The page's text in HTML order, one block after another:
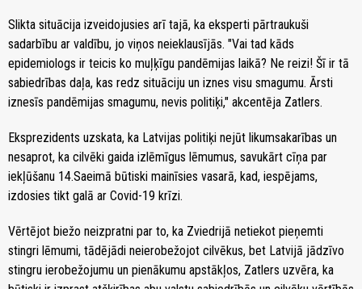
Slikta situācija izveidojusies arī tajā, ka eksperti pārtraukuši
sadarbību ar valdību, jo viņos neieklausījās. "Vai tad kāds
epidemiologs ir teicis ko muļķīgu pandēmijas laikā? Ne reizi! Šī ir tā
sabiedrības daļa, kas redz situāciju un iznes visu smagumu. Ārsti
iznesīs pandēmijas smagumu, nevis politiķi," akcentēja Zatlers.
Eksprezidents uzskata, ka Latvijas politiķi nejūt likumsakarības un
nesaprot, ka cilvēki gaida izlēmīgus lēmumus, savukārt cīņa par
iekļūšanu 14.Saeimā būtiski mainīsies vasarā, kad, iespējams,
izdosies tikt galā ar Covid-19 krīzi.
Vērtējot biežo neizpratni par to, ka Zviedrijā netiekot pieņemti
stingri lēmumi, tādējādi neierobežojot cilvēkus, bet Latvijā jādzīvo
stingru ierobežojumu un pienākumu apstākļos, Zatlers uzvēra, ka